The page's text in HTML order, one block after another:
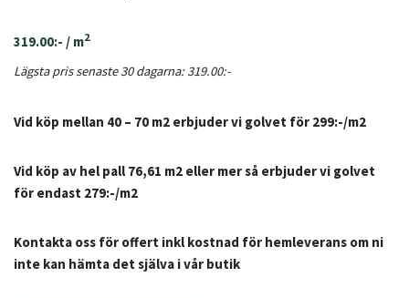
319.00:- / m2
Lägsta pris senaste 30 dagarna: 319.00:-
Vid köp mellan 40 – 70 m2 erbjuder vi golvet för 299:-/m2
Vid köp av hel pall 76,61 m2 eller mer så erbjuder vi golvet
för endast 279:-/m2
Kontakta oss för offert inkl kostnad för hemleverans om ni
inte kan hämta det själva i vår butik